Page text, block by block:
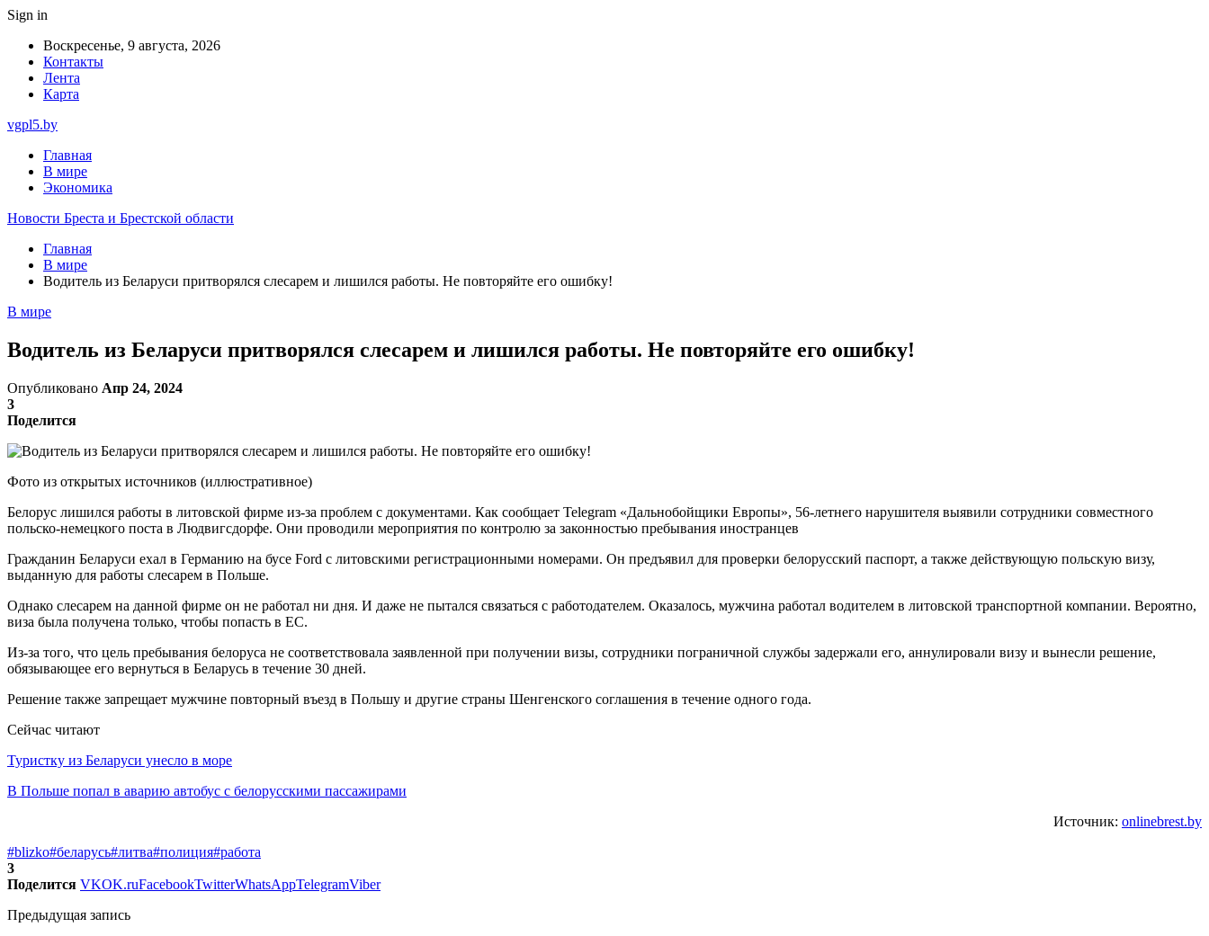
Sign in
Воскресенье, 9 августа, 2026
Контакты
Лента
Карта
vgpl5.by
Главная
В мире
Экономика
Новости Бреста и Брестской области
Главная
В мире
Водитель из Беларуси притворялся слесарем и лишился работы. Не повторяйте его ошибку!
В мире
Водитель из Беларуси притворялся слесарем и лишился работы. Не повторяйте его ошибку!
Опубликовано Апр 24, 2024
3
Поделится
Фото из открытых источников (иллюстративное)
Белорус лишился работы в литовской фирме из-за проблем с документами. Как сообщает Telegram «Дальнобойщики Европы», 56-летнего нарушителя выявили сотрудники совместного
польско-немецкого поста в Людвигсдорфе. Они проводили мероприятия по контролю за законностью пребывания иностранцев
Гражданин Беларуси ехал в Германию на бусе Ford с литовскими регистрационными номерами. Он предъявил для проверки белорусский паспорт, а также действующую польскую визу,
выданную для работы слесарем в Польше.
Однако слесарем на данной фирме он не работал ни дня. И даже не пытался связаться с работодателем. Оказалось, мужчина работал водителем в литовской транспортной компании. Вероятно,
виза была получена только, чтобы попасть в ЕС.
Из-за того, что цель пребывания белоруса не соответствовала заявленной при получении визы, сотрудники пограничной службы задержали его, аннулировали визу и вынесли решение,
обязывающее его вернуться в Беларусь в течение 30 дней.
Решение также запрещает мужчине повторный въезд в Польшу и другие страны Шенгенского соглашения в течение одного года.
Сейчас читают
Туристку из Беларуси унесло в море
В Польше попал в аварию автобус с белорусскими пассажирами
Источник: onlinebrest.by
#blizko#беларусь#литва#полиция#работа
3
Поделится VKOK.ruFacebookTwitterWhatsAppTelegramViber
Предыдущая запись